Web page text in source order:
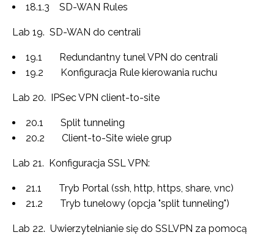
18.1.3 SD-WAN Rules
Lab 19. SD-WAN do centrali
19.1 Redundantny tunel VPN do centrali
19.2 Konfiguracja Rule kierowania ruchu
Lab 20. IPSec VPN client-to-site
20.1 Split tunneling
20.2 Client-to-Site wiele grup
Lab 21. Konfiguracja SSL VPN:
21.1 Tryb Portal (ssh, http, https, share, vnc)
21.2 Tryb tunelowy (opcja "split tunneling")
Lab 22. Uwierzytelnianie się do SSLVPN za pomocą